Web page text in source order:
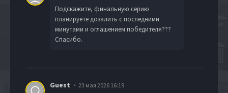
Подскажите, финальную серию
планируете дозалить с последними
минутами и оглашением победителя???
Спасибо.
Guest 23 мая 2026 16:19